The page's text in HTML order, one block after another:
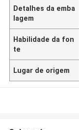
Detalhes da emba
lagem
Habilidade da fon
te
Lugar de origem